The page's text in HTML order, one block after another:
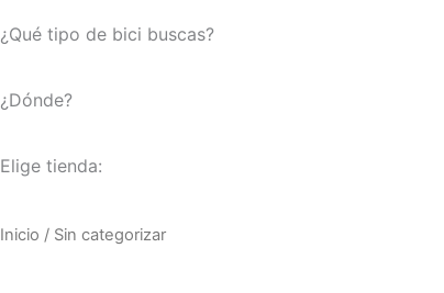
¿Qué tipo de bici buscas?
¿Dónde?
Elige tienda:
Inicio / Sin categorizar